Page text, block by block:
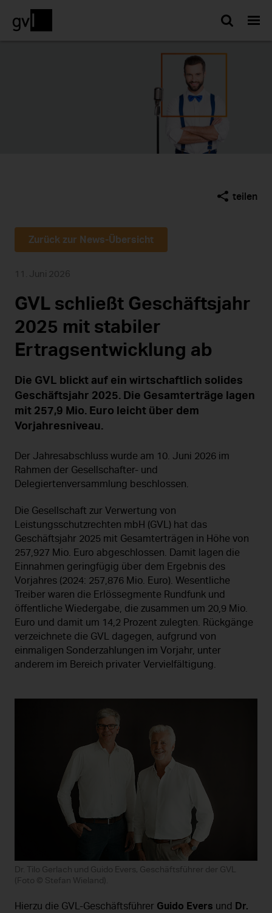
Suche
teilen
Zurück zur News-Übersicht
11. Juni 2026
GVL schließt Geschäftsjahr
2025 mit stabiler
Ertragsentwicklung ab
Die GVL blickt auf ein wirtschaftlich solides
Geschäftsjahr 2025. Die Gesamterträge lagen
mit 257,9 Mio. Euro leicht über dem
Vorjahresniveau.
Der Jahresabschluss wurde am 10. Juni 2026 im
Rahmen der Gesellschafter- und
Delegiertenversammlung beschlossen.
Die Gesellschaft zur Verwertung von
Leistungsschutzrechten mbH (GVL) hat das
Geschäftsjahr 2025 mit Gesamterträgen in Höhe von
257,927 Mio. Euro abgeschlossen. Damit lagen die
Einnahmen geringfügig über dem Ergebnis des
Vorjahres (2024: 257,876 Mio. Euro). Wesentliche
Treiber waren die Erlössegmente Rundfunk und
öffentliche Wiedergabe, die zusammen um 20,9 Mio.
Euro und damit um 14,2 Prozent zulegten. Rückgänge
verzeichnete die GVL dagegen, aufgrund von
einmaligen Sonderzahlungen im Vorjahr, unter
anderem im Bereich privater Vervielfältigung.
Dr. Tilo Gerlach und Guido Evers, Geschäftsführer der GVL
(Foto © Stefan Wieland).
Hierzu die GVL-Geschäftsführer Guido Evers und Dr.